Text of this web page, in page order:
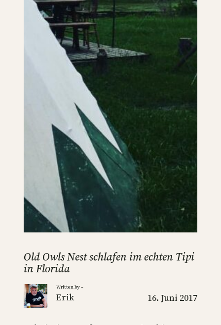
Old Owls Nest schlafen im echten Tipi
in Florida
Written by –
Erik 16. Juni 2017